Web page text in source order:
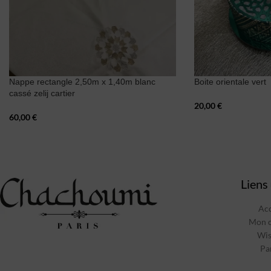
Nappe rectangle 2,50m x 1,40m blanc
cassé zelij cartier
60,00€
Boite orientale vert
20,00€
Mon